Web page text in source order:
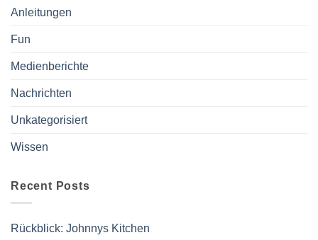
Anleitungen
Fun
Medienberichte
Nachrichten
Unkategorisiert
Wissen
Recent Posts
Rückblick: Johnnys Kitchen